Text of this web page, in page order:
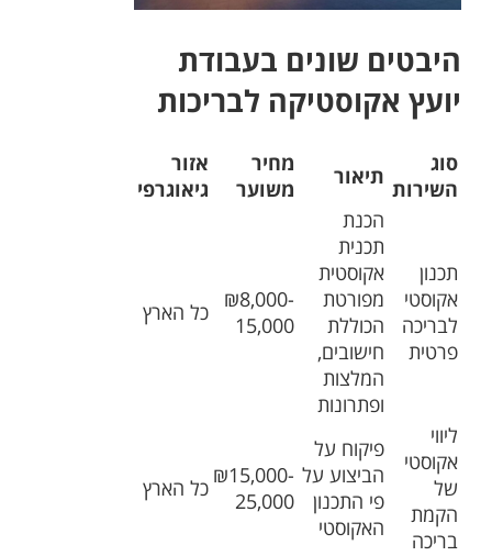
היבטים שונים בעבודת
יועץ אקוסטיקה לבריכות
סוג
השירות תיאור
מחיר
משוער
אזור
גיאוגרפי
תכנון
אקוסטי
לבריכה
פרטית
הכנת
תכנית
אקוסטית
מפורטת
הכוללת
חישובים,
המלצות
ופתרונות
₪8,000-
15,000
כל הארץ
ליווי
אקוסטי
של
הקמת
בריכה
פיקוח על
הביצוע על
פי התכנון
האקוסטי
₪15,000-
25,000
כל הארץ